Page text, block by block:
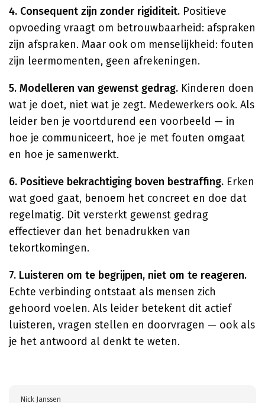
4. Consequent zijn zonder rigiditeit. Positieve
opvoeding vraagt om betrouwbaarheid: afspraken
zijn afspraken. Maar ook om menselijkheid: fouten
zijn leermomenten, geen afrekeningen.
5. Modelleren van gewenst gedrag. Kinderen doen
wat je doet, niet wat je zegt. Medewerkers ook. Als
leider ben je voortdurend een voorbeeld — in
hoe je communiceert, hoe je met fouten omgaat
en hoe je samenwerkt.
6. Positieve bekrachtiging boven bestraffing. Erken
wat goed gaat, benoem het concreet en doe dat
regelmatig. Dit versterkt gewenst gedrag
effectiever dan het benadrukken van
tekortkomingen.
7. Luisteren om te begrijpen, niet om te reageren.
Echte verbinding ontstaat als mensen zich
gehoord voelen. Als leider betekent dit actief
luisteren, vragen stellen en doorvragen — ook als
je het antwoord al denkt te weten.
Nick Janssen